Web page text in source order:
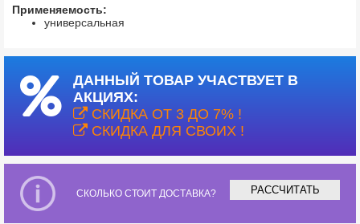
Применяемость:
универсальная
ДАННЫЙ ТОВАР УЧАСТВУЕТ В
АКЦИЯХ:
СКИДКА ОТ 3 ДО 7% !
СКИДКА ДЛЯ СВОИХ !
СКОЛЬКО СТОИТ ДОСТАВКА? РАССЧИТАТЬ